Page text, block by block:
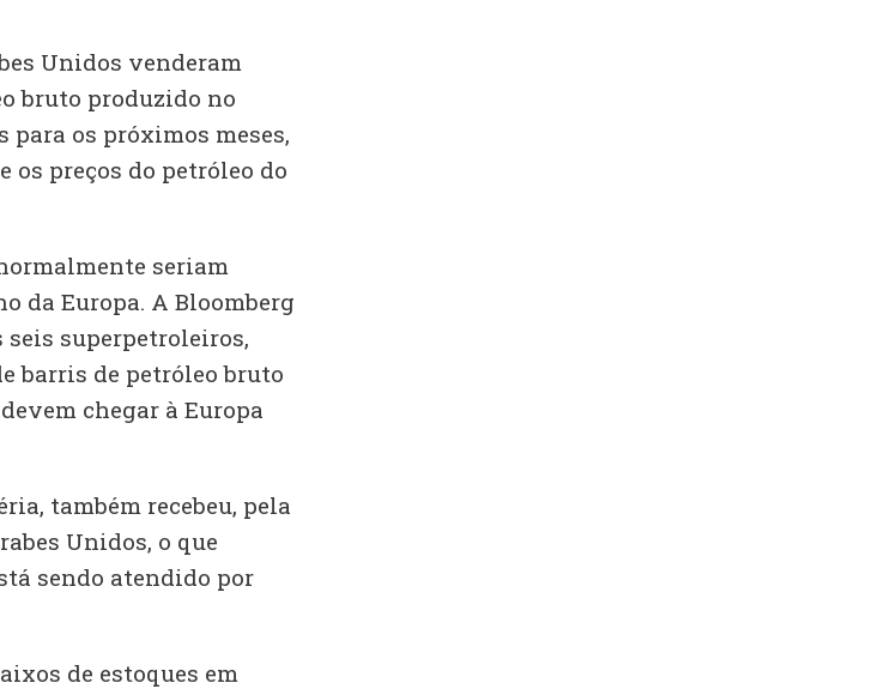
Unidos venderam
bruto produzido no
para os próximos meses,
os preços do petróleo do
seriam
da Europa. A Bloomberg
superpetroleiros,
barris de petróleo bruto
chegar à Europa
também recebeu, pela
Unidos, o que
sendo atendido por
de estoques em